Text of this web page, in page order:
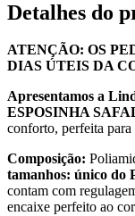
Detalhes do
ATENÇÃO: OS
DIAS ÚTEIS DA
Apresentamos a
ESPOSINHA
conforto, perfeita para
Composição:
tamanhos: único do
contam com
encaixe perfeito ao